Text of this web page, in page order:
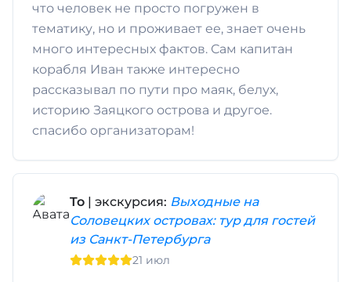
что человек не просто погружен в
тематику, но и проживает ее, знает очень
много интересных фактов. Сам капитан
корабля Иван также интересно
рассказывал по пути про маяк, белух,
историю Заяцкого острова и другое.
спасибо организаторам!
To | экскурсия: Выходные на
Соловецких островах: тур для гостей
из Санкт-Петербурга
21 июл